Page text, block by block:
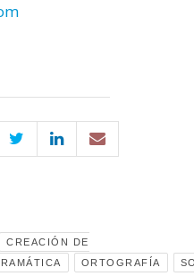
CREACIÓN DE
ORTOGRAFÍA